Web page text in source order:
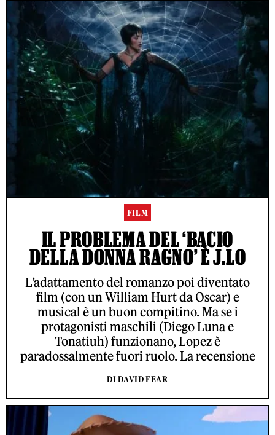
FILM
IL PROBLEMA DEL ‘BACIO
DELLA DONNA RAGNO’ È J.LO
L’adattamento del romanzo poi diventato
film (con un William Hurt da Oscar) e
musical è un buon compitino. Ma se i
protagonisti maschili (Diego Luna e
Tonatiuh) funzionano, Lopez è
paradossalmente fuori ruolo. La recensione
DI DAVID FEAR